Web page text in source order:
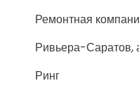
Ремонтная
Ривьера-Саратов,
Ринг